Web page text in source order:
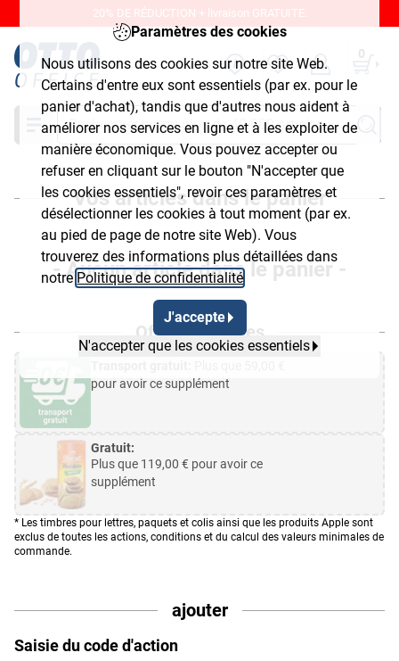
Paramètres des cookies
Nous utilisons des cookies sur notre site Web.
Certains d'entre eux sont essentiels (par ex. pour le
panier d'achat), tandis que d'autres nous aident à
améliorer nos services en ligne et à les exploiter de
manière économique. Vous pouvez accepter ou
refuser en cliquant sur le bouton "N'accepter que
les cookies essentiels", revoir ces paramètres et
désélectionner les cookies à tout moment (par ex.
au pied de page de notre site Web). Vous
trouverez des informations plus détaillées dans
notrePolitique de confidentialité
J'accepte
N'accepter que les cookies essentiels
20% DE RÉDUCTION + livraison GRATUITE.
0
Chercher
Vos articles dans le panier
- Aucun article dans le panier -
Offres spéciales
pour avoir ce supplément
Gratuit:
Plus que 119,00 € pour avoir ce
supplément
* Les timbres pour lettres, paquets et colis ainsi que les produits Apple sont
exclus de toutes les actions, conditions et du calcul des valeurs minimales de
commande.
ajouter
Saisie du code d'action